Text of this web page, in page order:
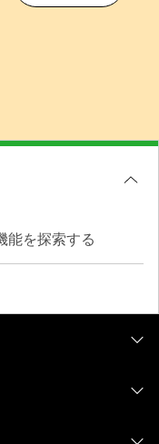
を探索する